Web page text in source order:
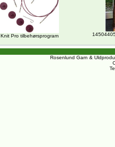
Knit Pro tilbehørsprogram
Rosenlund Garn &